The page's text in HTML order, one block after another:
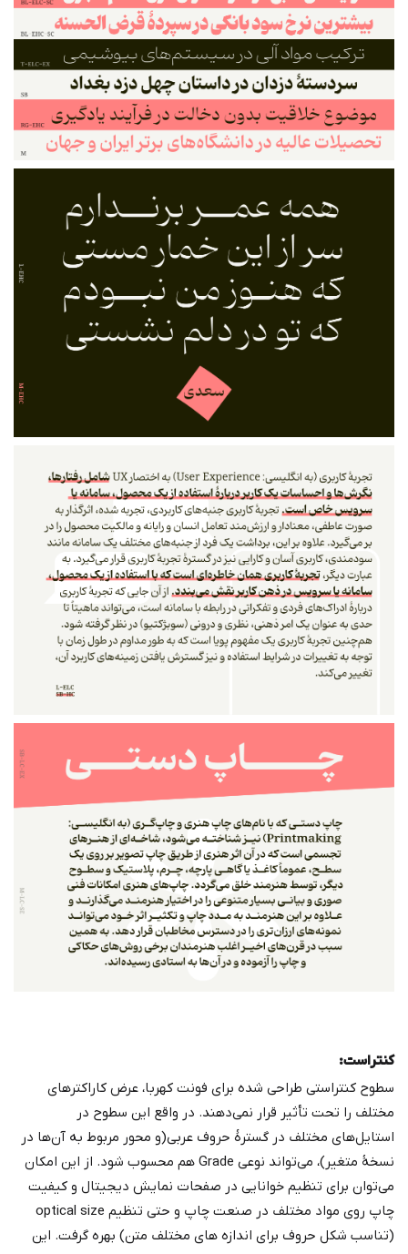
کنتراست:
سطوح کنتراستی طراحی شده برای فونت کهربا، عرض کاراکترهای
مختلف را تحت تأثیر قرار نمی‌دهند. در واقع این سطوح در
استایل‌های مختلف در گسترۀ حروف عربی(و محور مربوط به آن‌ها در
نسخۀ متغیر)، می‌تواند نوعی Grade هم محسوب شود. از این امکان
می‌توان برای تنظیم خوانایی در صفحات نمایش دیجیتال و کیفیت
چاپ روی مواد مختلف در صنعت چاپ و حتی تنظیم optical size
(تناسب شکل حروف برای اندازه های مختلف متن) بهره گرفت. این